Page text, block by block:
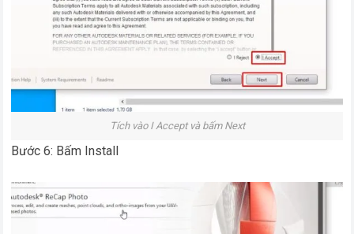
Tích vào I Accept và bấm Next
Bước 6: Bấm Install